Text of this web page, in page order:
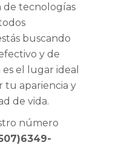
tecnologías
buscando
y de
el lugar ideal
tu apariencia y
de vida.
número